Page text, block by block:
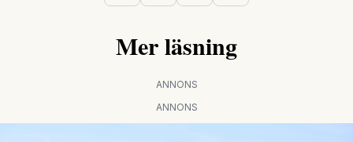
Mer läsning
ANNONS
ANNONS